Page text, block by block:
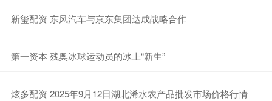
​新玺配资 东风汽车与京东集团达成战略合作
​第一资本 残奥冰球运动员的冰上“新生”
​炫多配资 2025年9月12日湖北浠水农产品批发市场价格行情